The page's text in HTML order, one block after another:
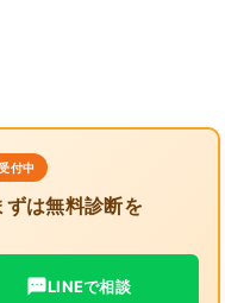
付中
ずは無料診断を
LINEで相談